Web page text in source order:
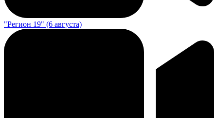
"Регион 19" (6 августа)